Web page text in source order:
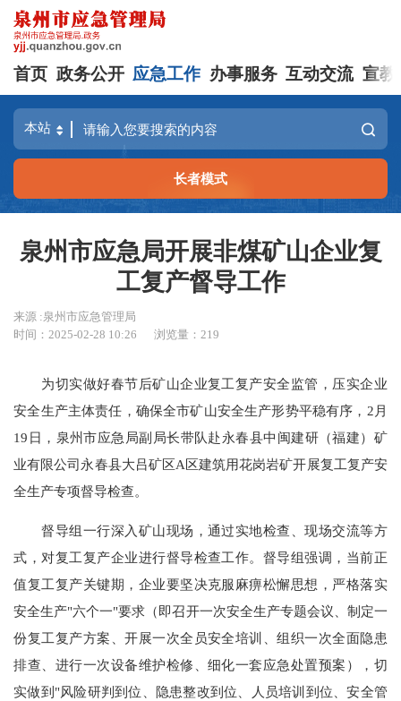
首页 政务公开 应急工作 办事服务 互动交流 宣教
长者模式
泉州市应急局开展非煤矿山企业复
工复产督导工作
来源 :泉州市应急管理局
时间：2025-02-28 10:26
浏览量：219
为切实做好春节后矿山企业复工复产安全监管，压实企业
安全生产主体责任，确保全市矿山安全生产形势平稳有序，2月
19日，泉州市应急局副局长带队赴永春县中闽建研（福建）矿
业有限公司永春县大吕矿区A区建筑用花岗岩矿开展复工复产安
全生产专项督导检查。
督导组一行深入矿山现场，通过实地检查、现场交流等方
式，对复工复产企业进行督导检查工作。督导组强调，当前正
值复工复产关键期，企业要坚决克服麻痹松懈思想，严格落实
安全生产"六个一"要求（即召开一次安全生产专题会议、制定一
份复工复产方案、开展一次全员安全培训、组织一次全面隐患
排查、进行一次设备维护检修、细化一套应急处置预案），切
实做到"风险研判到位、隐患整改到位、人员培训到位、安全管